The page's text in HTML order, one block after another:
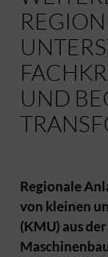
UND
Regionale
von kleinen
(KMU) aus